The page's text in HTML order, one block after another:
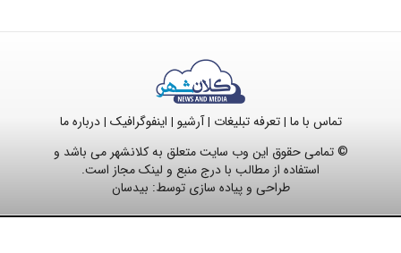
تماس با ما |تعرفه تبلیغات |آرشیو | اینفوگرافیک |درباره ما
© تمامی حقوق این وب سایت متعلق به کلانشهر می باشد و
استفاده از مطالب با درج منبع و لینک مجاز است.
طراحی و پیاده سازی توسط: بیدسان